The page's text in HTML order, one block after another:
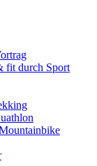
fit durch Sport